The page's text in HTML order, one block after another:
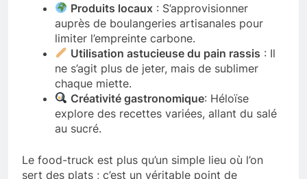
Produits locaux : S’approvisionner
auprès de boulangeries artisanales pour
limiter l’empreinte carbone.
Utilisation astucieuse du pain rassis : Il
ne s’agit plus de jeter, mais de sublimer
chaque miette.
Créativité gastronomique: Héloïse
explore des recettes variées, allant du salé
au sucré.
Le food-truck est plus qu’un simple lieu où l’on
sert des plats ; c’est un véritable point de